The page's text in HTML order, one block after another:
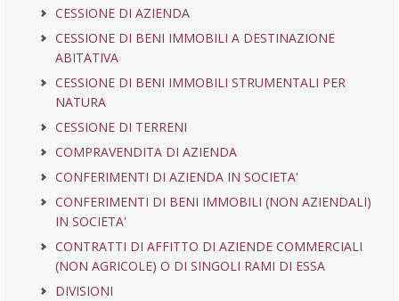
CESSIONE DI AZIENDA
CESSIONE DI BENI IMMOBILI A DESTINAZIONE
ABITATIVA
CESSIONE DI BENI IMMOBILI STRUMENTALI PER
NATURA
CESSIONE DI TERRENI
COMPRAVENDITA DI AZIENDA
CONFERIMENTI DI AZIENDA IN SOCIETA'
CONFERIMENTI DI BENI IMMOBILI (NON AZIENDALI)
IN SOCIETA'
CONTRATTI DI AFFITTO DI AZIENDE COMMERCIALI
(NON AGRICOLE) O DI SINGOLI RAMI DI ESSA
DIVISIONI